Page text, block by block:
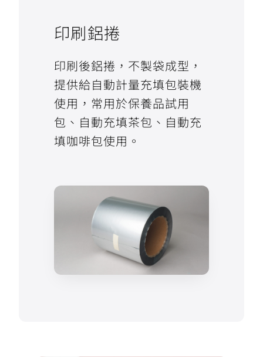
印刷鋁捲
印刷後鋁捲，不製袋成型，
提供給自動計量充填包裝機
使用，常用於保養品試用
包、自動充填茶包、自動充
填咖啡包使用。